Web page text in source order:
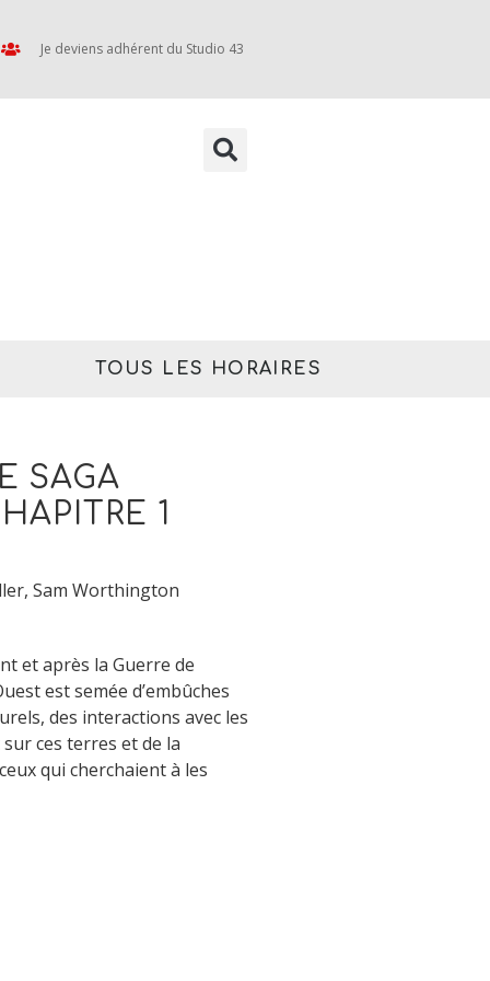
Je deviens adhérent du Studio 43
TOUS LES HORAIRES
SAGA
1
Sam Worthington
et après la Guerre de
est semée d’embûches
des interactions avec les
ces terres et de la
qui cherchaient à les